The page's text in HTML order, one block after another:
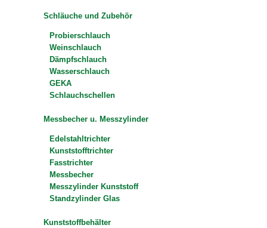
Schläuche und Zubehör
Probierschlauch
Weinschlauch
Dämpfschlauch
Wasserschlauch
GEKA
Schlauchschellen
Messbecher u. Messzylinder
Edelstahltrichter
Kunststofftrichter
Fasstrichter
Messbecher
Messzylinder Kunststoff
Standzylinder Glas
Kunststoffbehälter